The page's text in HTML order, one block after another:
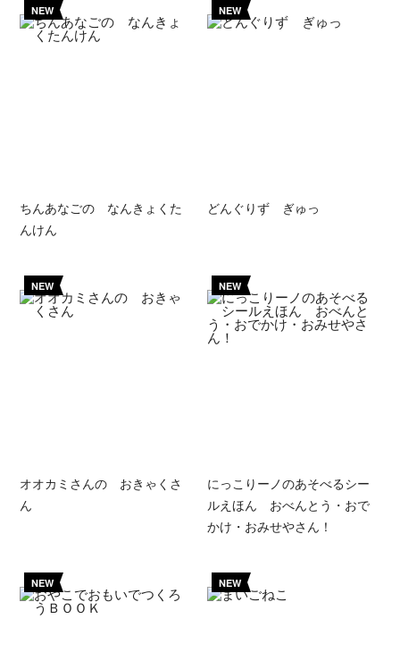
NEW
ちんあなごの なんきょくた
んけん
NEW
どんぐりず ぎゅっ
NEW
オオカミさんの おきゃくさ
ん
NEW
にっこりーノのあそべるシー
ルえほん おべんとう・おで
かけ・おみせやさん！
NEW NEW